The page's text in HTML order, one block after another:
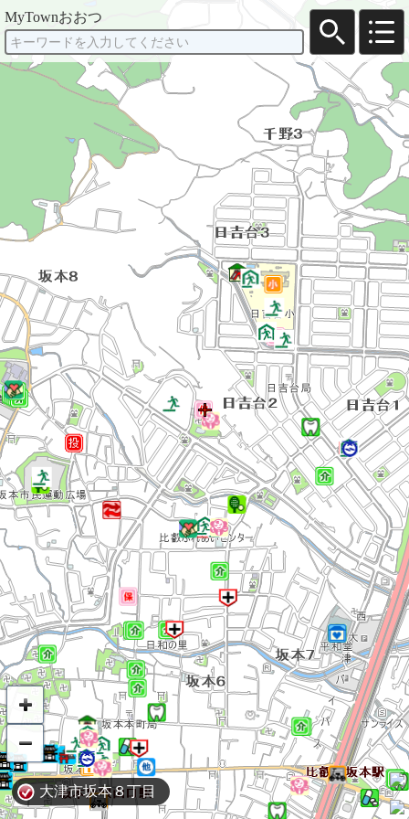
大津市坂本８丁目
MyTownおおつ